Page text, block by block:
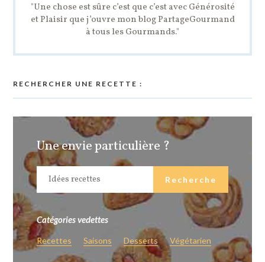
"Une chose est sûre c’est que c’est avec Générosité
et Plaisir que j’ouvre mon blog PartageGourmand
à tous les Gourmands."
RECHERCHER UNE RECETTE :
Une envie particulière ?
Catégories vedettes
Recettes Saisons Desserts Végétarien